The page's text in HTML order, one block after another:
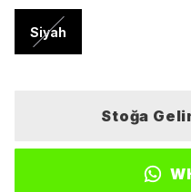
Siyah
Stoğa